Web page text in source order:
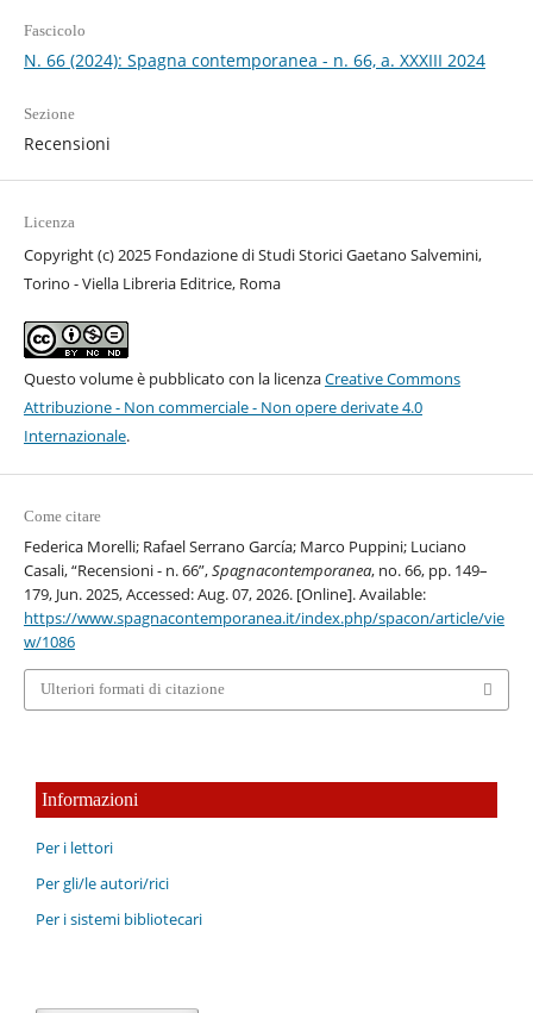
Fascicolo
N. 66 (2024): Spagna contemporanea - n. 66, a. XXXIII 2024
Sezione
Recensioni
Licenza
Copyright (c) 2025 Fondazione di Studi Storici Gaetano Salvemini,
Torino - Viella Libreria Editrice, Roma
Questo volume è pubblicato con la licenzaCreative Commons
Attribuzione - Non commerciale - Non opere derivate 4.0
Internazionale.
Come citare
Federica Morelli; Rafael Serrano García; Marco Puppini; Luciano
Casali, “Recensioni - n. 66”,Spagnacontemporanea, no. 66, pp. 149–
179, Jun. 2025, Accessed: Aug. 07, 2026. [Online]. Available:
https://www.spagnacontemporanea.it/index.php/spacon/article/vie
w/1086
Ulteriori formati di citazione
Informazioni
Per i lettori
Per gli/le autori/rici
Per i sistemi bibliotecari